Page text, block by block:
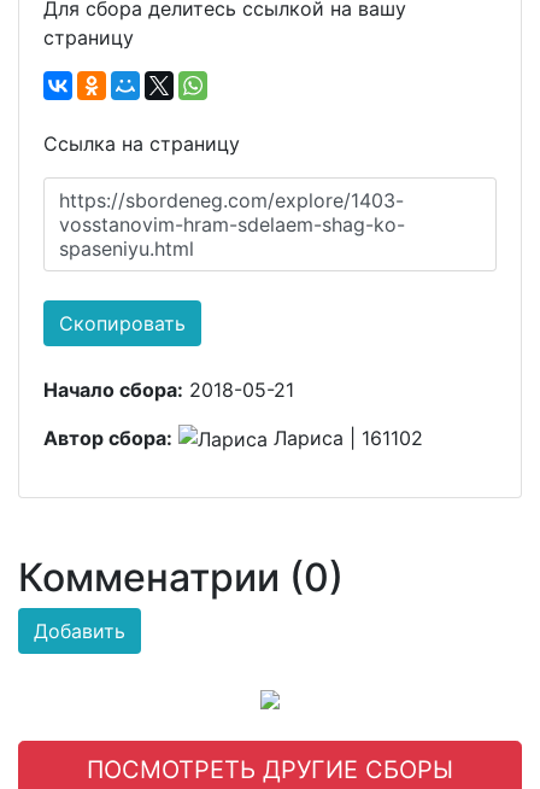
Для сбора делитесь ссылкой на вашу
страницу
Ссылка на страницу
https://sbordeneg.com/explore/1403-
vosstanovim-hram-sdelaem-shag-ko-
spaseniyu.html
Скопировать
Начало сбора: 2018-05-21
Автор сбора:
Лариса | 161102
Комменатрии (0)
Добавить
ПОСМОТРЕТЬ ДРУГИЕ СБОРЫ